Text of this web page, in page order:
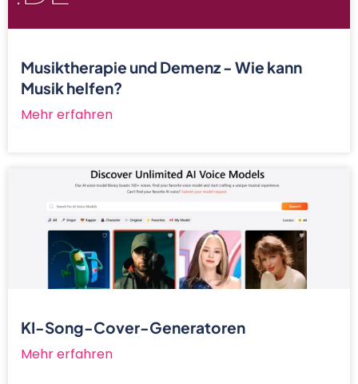
Musiktherapie und Demenz - Wie kann
Musik helfen?
Mehr erfahren
KI-Song-Cover-Generatoren
Mehr erfahren